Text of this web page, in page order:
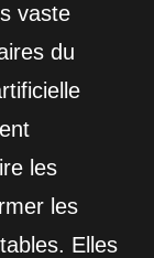
vaste
du
les
les
Elles